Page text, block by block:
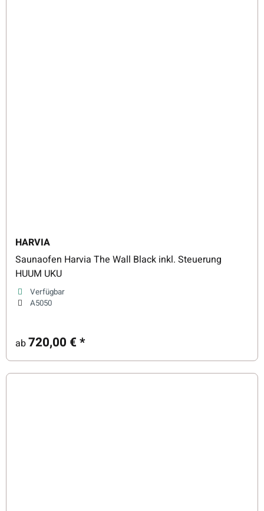
HARVIA
Saunaofen Harvia The Wall Black inkl. Steuerung
HUUM UKU
Verfügbar
A5050
ab720,00 €*